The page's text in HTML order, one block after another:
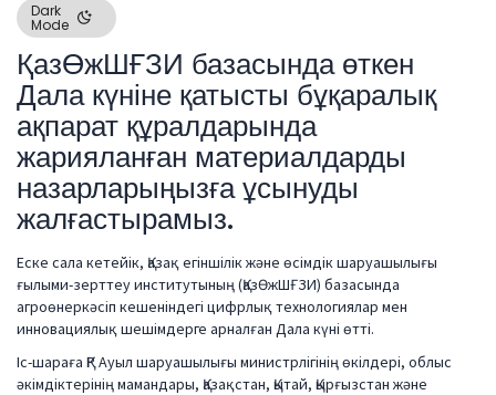
Dark
Mode
ҚазӨжШҒЗИ базасында өткен
Дала күніне қатысты бұқаралық
ақпарат құралдарында
жарияланған материалдарды
назарларыңызға ұсынуды
жалғастырамыз.
Еске сала кетейік, Қазақ егіншілік және өсімдік шаруашылығы
ғылыми-зерттеу институтының (ҚазӨжШҒЗИ) базасында
агроөнеркәсіп кешеніндегі цифрлық технологиялар мен
инновациялық шешімдерге арналған Дала күні өтті.
Іс-шараға ҚР Ауыл шаруашылығы министрлігінің өкілдері, облыс
әкімдіктерінің мамандары, Қазақстан, Қытай, Қырғызстан және